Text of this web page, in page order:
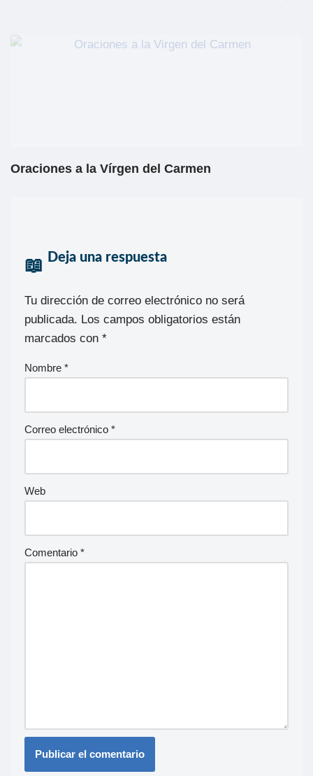
Oraciones a la Vírgen del Carmen
Deja una respuesta
Tu dirección de correo electrónico no será
publicada. Los campos obligatorios están
marcados con *
Nombre *
Correo electrónico *
Web
Comentario *